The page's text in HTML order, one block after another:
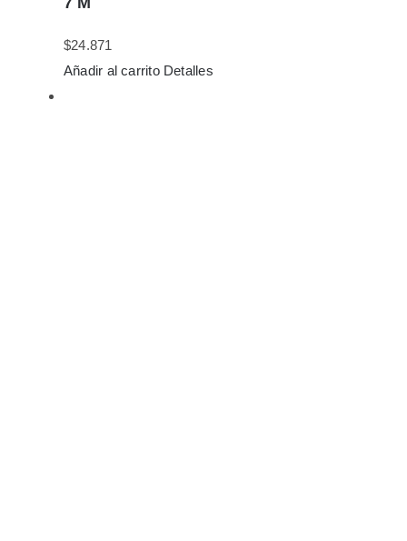
$24.871
Añadir al carrito Detalles